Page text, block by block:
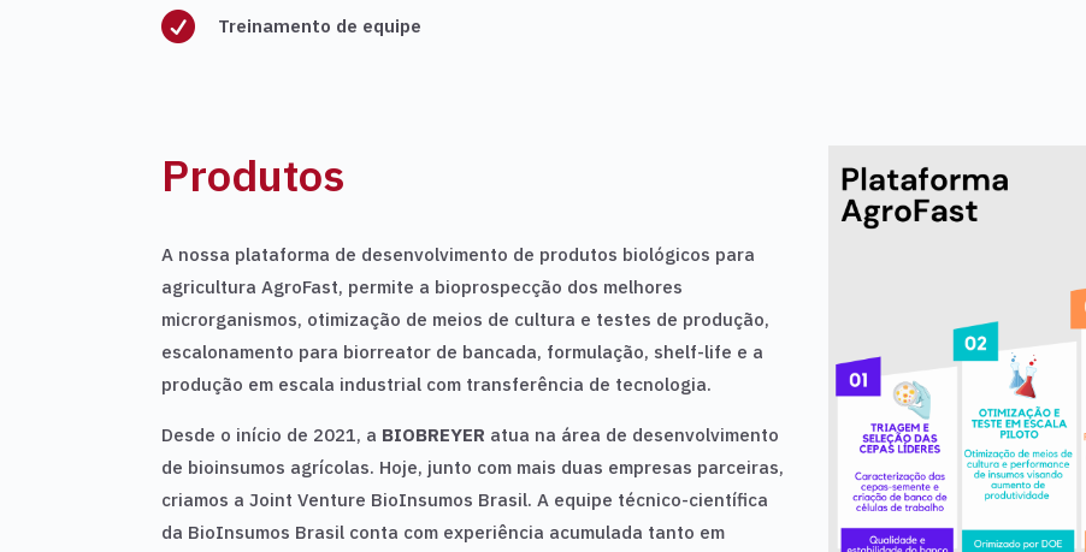
 Treinamento de equipe
Produtos
A nossa plataforma de desenvolvimento de produtos biológicos para
agricultura AgroFast, permite a bioprospecção dos melhores
microrganismos, otimização de meios de cultura e testes de produção,
escalonamento para biorreator de bancada, formulação, shelf-life e a
produção em escala industrial com transferência de tecnologia.
Desde o início de 2021, a BIOBREYER atua na área de desenvolvimento
de bioinsumos agrícolas. Hoje, junto com mais duas empresas parceiras,
criamos a Joint Venture BioInsumos Brasil. A equipe técnico-científica
da BioInsumos Brasil conta com experiência acumulada tanto em